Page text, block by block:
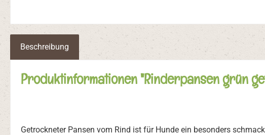
Beschreibung
Produktinformationen "Rinderpansen grün
Getrockneter Pansen vom Rind ist für Hunde ein besonders